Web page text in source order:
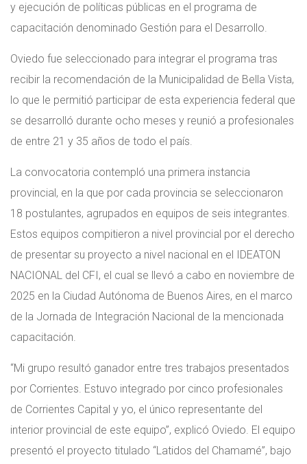
y ejecución de políticas públicas en el programa de
capacitación denominado Gestión para el Desarrollo.
Oviedo fue seleccionado para integrar el programa tras
recibir la recomendación de la Municipalidad de Bella Vista,
lo que le permitió participar de esta experiencia federal que
se desarrolló durante ocho meses y reunió a profesionales
de entre 21 y 35 años de todo el país.
La convocatoria contempló una primera instancia
provincial, en la que por cada provincia se seleccionaron
18 postulantes, agrupados en equipos de seis integrantes.
Estos equipos compitieron a nivel provincial por el derecho
de presentar su proyecto a nivel nacional en el IDEATON
NACIONAL del CFI, el cual se llevó a cabo en noviembre de
2025 en la Ciudad Autónoma de Buenos Aires, en el marco
de la Jornada de Integración Nacional de la mencionada
capacitación.
“Mi grupo resultó ganador entre tres trabajos presentados
por Corrientes. Estuvo integrado por cinco profesionales
de Corrientes Capital y yo, el único representante del
interior provincial de este equipo”, explicó Oviedo. El equipo
presentó el proyecto titulado “Latidos del Chamamé”, bajo